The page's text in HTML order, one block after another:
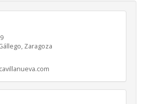
, Zaragoza